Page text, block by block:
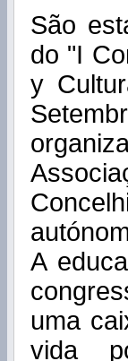
São
do "I
y
A
uma
vida